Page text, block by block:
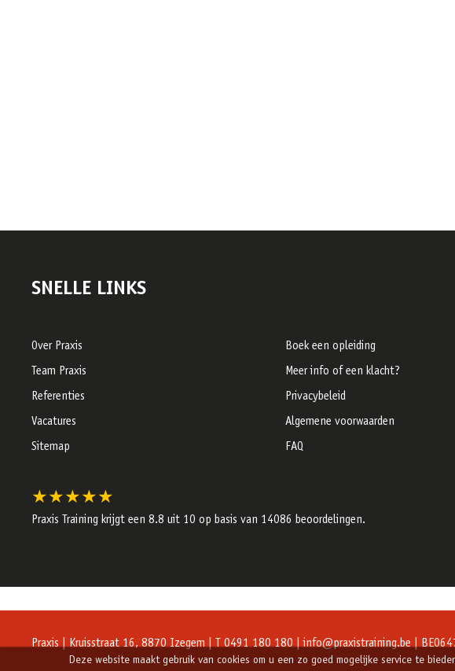
SNELLE LINKS
Over Praxis
Team Praxis
Referenties
Vacatures
Sitemap
Boek een opleiding
Meer info of een klacht?
Privacybeleid
Algemene voorwaarden
FAQ
★★★★★
Praxis Training krijgt een 8.8 uit 10 op basis van 14086 beoordelingen.
Praxis | Kruisstraat 16, 8870 Izegem | T 0491 180 180 |info@praxistraining.be|
Deze website maakt gebruik van cookies om u een zo goed mogelijke service te